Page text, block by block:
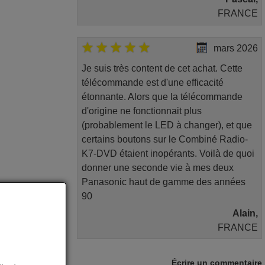
FRANCE
mars 2026
Je suis très content de cet achat. Cette
télécommande est d'une efficacité
étonnante. Alors que la télécommande
d'origine ne fonctionnait plus
(probablement le LED à changer), et que
certains boutons sur le Combiné Radio-
K7-DVD étaient inopérants. Voilà de quoi
donner une seconde vie à mes deux
Panasonic haut de gamme des années
90
Alain,
FRANCE
juin 2026
Écrire un commentaire